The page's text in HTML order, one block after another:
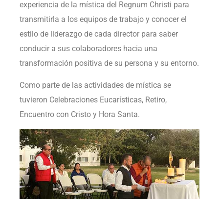
experiencia de la mística del Regnum Christi para
transmitirla a los equipos de trabajo y conocer el
estilo de liderazgo de cada director para saber
conducir a sus colaboradores hacia una
transformación positiva de su persona y su entorno.
Como parte de las actividades de mística se
tuvieron Celebraciones Eucarísticas, Retiro,
Encuentro con Cristo y Hora Santa.